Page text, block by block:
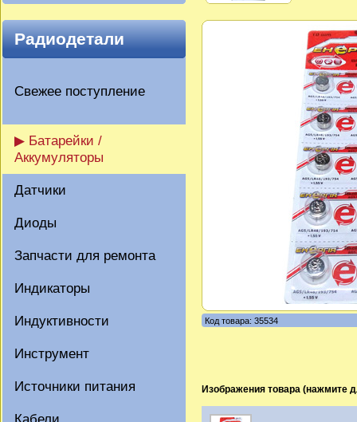
Радиодетали
Свежее поступление
▶ Батарейки /
Аккумуляторы
Датчики
Диоды
Запчасти для ремонта
Индикаторы
Индуктивности
Инструмент
Источники питания
Кабели
Код товара: 35534
Изображения товара (нажмите